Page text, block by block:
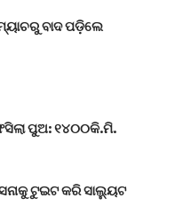
ବାଦ ପଡ଼ିଲେ
ପୁଅ: ୧୪୦୦କି.ମି.
ଟୁଇଟ କରି ସାଲ୍ୟୁଟ